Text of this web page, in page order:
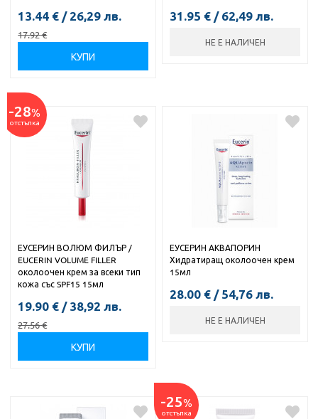
13.44 € / 26,29 лв.
17.92€
КУПИ
31.95 € / 62,49 лв.
НЕ Е НАЛИЧЕН
-28%
отстъпка
ЕУСЕРИН ВОЛЮМ ФИЛЪР /
EUCERIN VOLUME FILLER
околоочен крем за всеки тип
кожа със SPF15 15мл
19.90 € / 38,92 лв.
27.56€
КУПИ
ЕУСЕРИН АКВАПОРИН
Хидратиращ околоочен крем
15мл
28.00 € / 54,76 лв.
НЕ Е НАЛИЧЕН
-25%
отстъпка